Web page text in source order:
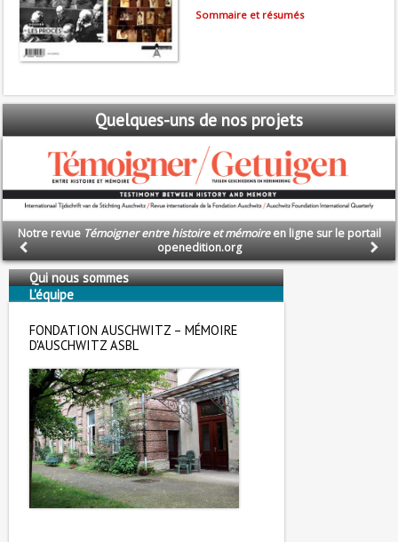
Sommaire et résumés
Quelques-unsde nos projets
Notre revue Témoigner entre histoire et mémoireen ligne sur le portail
openedition.org
Qui nous sommes
L'équipe
FONDATION AUSCHWITZ – MÉMOIRE
D'AUSCHWITZ ASBL